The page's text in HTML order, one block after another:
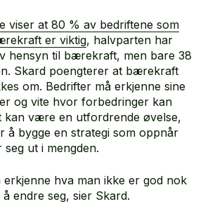
viser at 80 % av bedriftene som
er viktig, halvparten har
hensyn til bærekraft, men bare 38
Skard poengterer at bærekraft
om. Bedrifter må erkjenne sine
og vite hvor forbedringer kan
kan være en utfordrende øvelse,
å bygge en strategi som oppnår
ut i mengden.
hva man ikke er god nok
endre seg, sier Skard.